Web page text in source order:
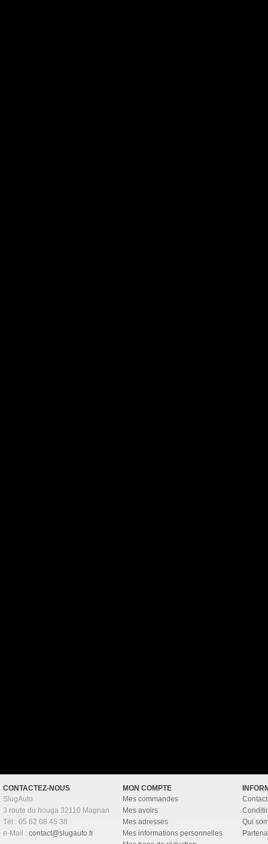
CONTACTEZ-NOUS
SlugAuto
3 route du houga 32110 Magnan
Tél : 05 62 08 45 38
e-Mail : contact@slugauto.fr
MON COMPTE
Mes commandes
Mes avoirs
Mes adresses
Mes informations personnelles
Qui